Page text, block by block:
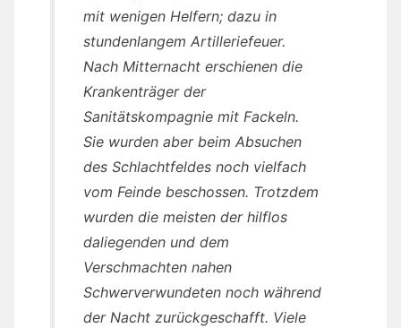
mit wenigen Helfern; dazu in
stundenlangem Artilleriefeuer.
Nach Mitternacht erschienen die
Krankenträger der
Sanitätskompagnie mit Fackeln.
Sie wurden aber beim Absuchen
des Schlachtfeldes noch vielfach
vom Feinde beschossen. Trotzdem
wurden die meisten der hilflos
daliegenden und dem
Verschmachten nahen
Schwerverwundeten noch während
der Nacht zurückgeschafft. Viele